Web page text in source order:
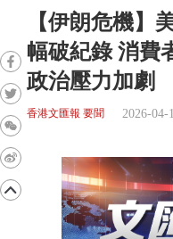
【伊朗危機】
幅破紀錄 消費
政治壓力加劇
香港文匯報 要聞 2026-04-